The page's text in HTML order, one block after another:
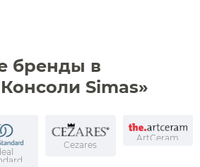
бренды в
Simas»
Cezares
ArtCeram